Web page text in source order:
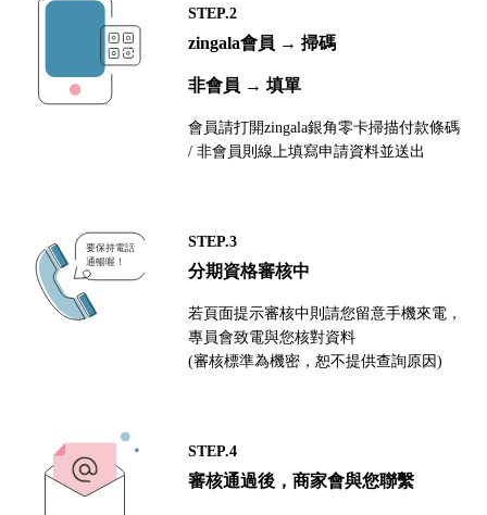
STEP.2
zingala會員 → 掃碼
非會員 → 填單
會員請打開zingala銀角零卡掃描付款條碼
/ 非會員則線上填寫申請資料並送出
STEP.3
分期資格審核中
若頁面提示審核中則請您留意手機來電，
專員會致電與您核對資料
(審核標準為機密，恕不提供查詢原因)
STEP.4
審核通過後，商家會與您聯繫